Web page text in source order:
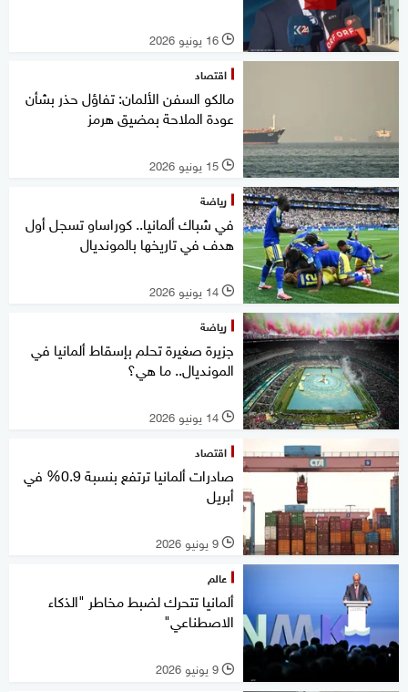
l 16 يونيو 2026
اقتصاد
مالكو السفن الألمان: تفاؤل حذر بشأن
عودة الملاحة بمضيق هرمز
l 15 يونيو 2026
رياضة
في شباك ألمانيا.. كوراساو تسجل أول
هدف في تاريخها بالمونديال
l 14 يونيو 2026
رياضة
جزيرة صغيرة تحلم بإسقاط ألمانيا في
المونديال.. ما هي؟
l 14 يونيو 2026
اقتصاد
صادرات ألمانيا ترتفع بنسبة 0.9% في
أبريل
l 9 يونيو 2026
عالم
ألمانيا تتحرك لضبط مخاطر "الذكاء
الاصطناعي"
l 9 يونيو 2026